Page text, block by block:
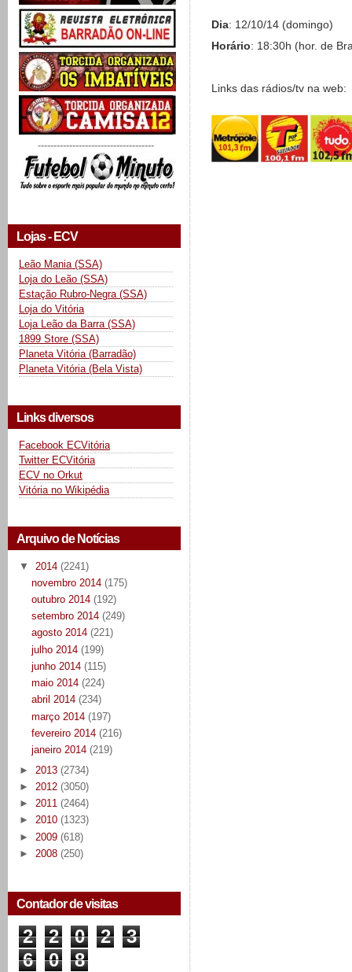
-------------------------------------
Lojas - ECV
Leão Mania (SSA)
Loja do Leão (SSA)
Estação Rubro-Negra (SSA)
Loja do Vitória
Loja Leão da Barra (SSA)
1899 Store (SSA)
Planeta Vitória (Barradão)
Planeta Vitória (Bela Vista)
Links diversos
Facebook ECVitória
Twitter ECVitória
ECV no Orkut
Vitória no Wikipédia
Arquivo de Notícias
▼ 2014 (2241)
novembro 2014 (175)
outubro 2014 (192)
setembro 2014 (249)
agosto 2014 (221)
julho 2014 (199)
junho 2014 (115)
maio 2014 (224)
abril 2014 (234)
março 2014 (197)
fevereiro 2014 (216)
janeiro 2014 (219)
► 2013 (2734)
► 2012 (3050)
► 2011 (2464)
► 2010 (1323)
► 2009 (618)
► 2008 (250)
Contador de visitas
2 2 0 2
3
6
0 8
Dia: 12/10/14 (domingo)
Horário: 18:30h (hor. de
Links das rádios/tv na web: